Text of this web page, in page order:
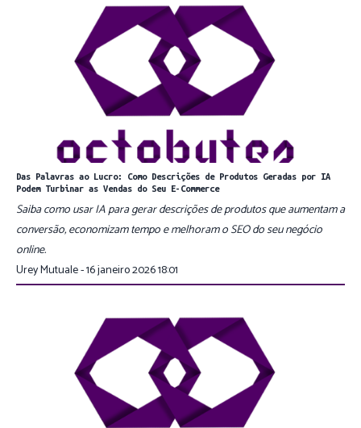
Das Palavras ao Lucro: Como Descrições de Produtos Geradas por IA
Podem Turbinar as Vendas do Seu E-Commerce
Saiba como usar IA para gerar descrições de produtos que aumentam a
conversão, economizam tempo e melhoram o SEO do seu negócio
online.
Urey Mutuale - 16 janeiro 2026 18:01